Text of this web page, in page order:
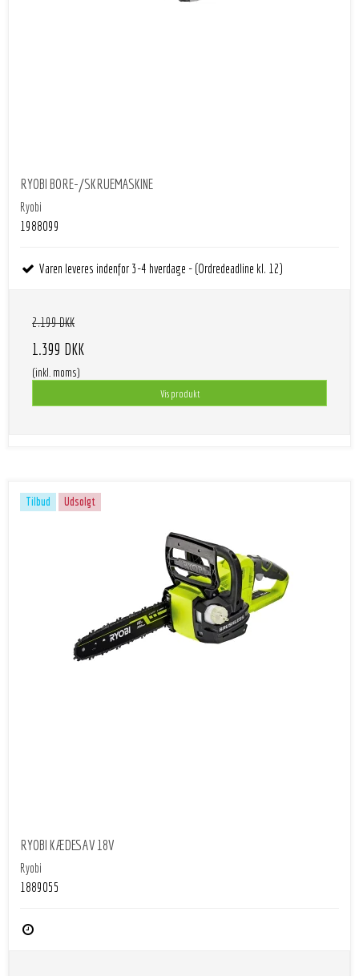
RYOBI BORE-/SKRUEMASKINE
Ryobi
1988099
Varen leveres indenfor 3-4 hverdage - (Ordredeadline kl. 12)
2.199 DKK
1.399 DKK
(inkl. moms)
Vis produkt
Tilbud Udsolgt
RYOBI KÆDESAV 18V
Ryobi
1889055